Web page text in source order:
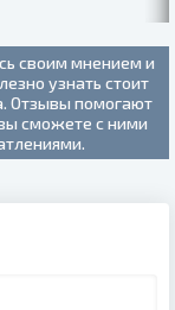
(2021)
своим мнением и
узнать стоит
Отзывы помогают
сможете с ними